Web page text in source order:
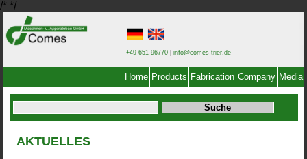
/* */
+49 651 96770 |info@comes-trier.de
Home Products Fabrication Company Media
AKTUELLES